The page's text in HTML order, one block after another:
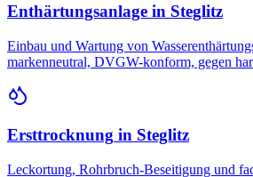
Enthärtungsanlage in Steglitz
Einbau und Wartung von
markenneutral, DVGW-konform, gegen
Ersttrocknung in Steglitz
Leckortung, Rohrbruch-Beseitigung und